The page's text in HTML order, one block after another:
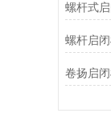
螺杆式
螺杆启
卷扬启